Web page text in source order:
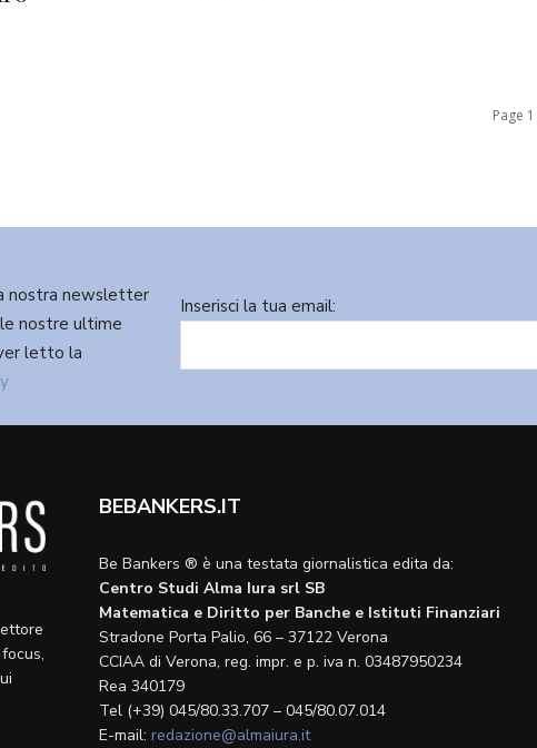
Page
nostra newsletter
nostre ultime
letto la
Inserisci la tua email:
BEBANKERS.IT
Be Bankers ® è una testata giornalistica edita da:
Centro Studi Alma Iura srl SB
Matematica e Diritto per Banche e Istituti Finanziari
Stradone Porta Palio, 66 – 37122 Verona
CCIAA di Verona, reg. impr. e p. iva n. 03487950234
Rea 340179
Tel (+39) 045/80.33.707 – 045/80.07.014
E-mail: redazione@almaiura.it